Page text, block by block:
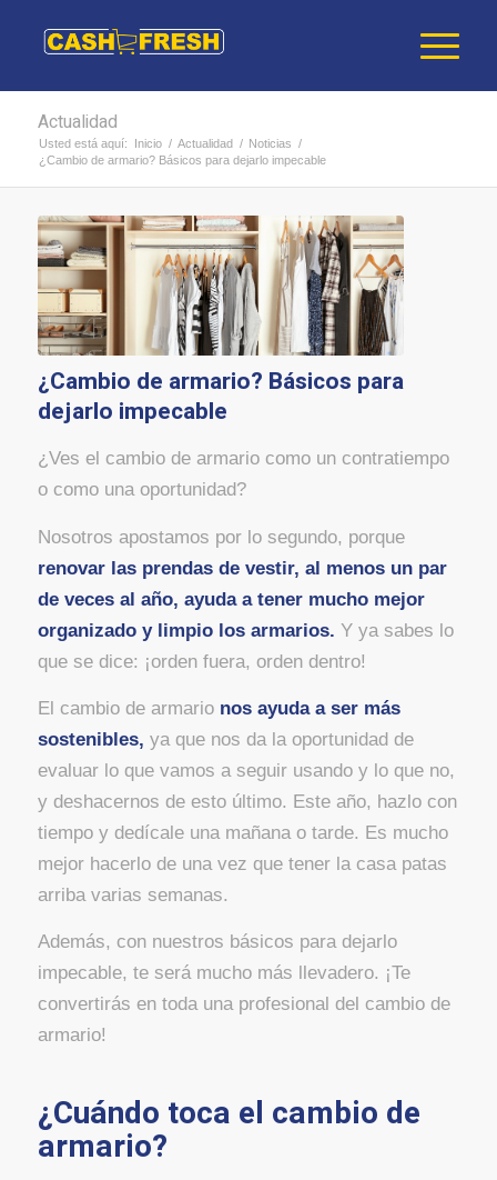
Actualidad
Usted está aquí: Inicio / Actualidad / Noticias /
¿Cambio de armario? Básicos para dejarlo impecable
¿Cambio de armario? Básicos para
dejarlo impecable
¿Ves el cambio de armario como un contratiempo
o como una oportunidad?
Nosotros apostamos por lo segundo, porque
renovar las prendas de vestir, al menos un par
de veces al año, ayuda a tener mucho mejor
organizado y limpio los armarios. Y ya sabes lo
que se dice: ¡orden fuera, orden dentro!
El cambio de armario nos ayuda a ser más
sostenibles, ya que nos da la oportunidad de
evaluar lo que vamos a seguir usando y lo que no,
y deshacernos de esto último. Este año, hazlo con
tiempo y dedícale una mañana o tarde. Es mucho
mejor hacerlo de una vez que tener la casa patas
arriba varias semanas.
Además, con nuestros básicos para dejarlo
impecable, te será mucho más llevadero. ¡Te
convertirás en toda una profesional del cambio de
armario!
¿Cuándo toca el cambio de
armario?